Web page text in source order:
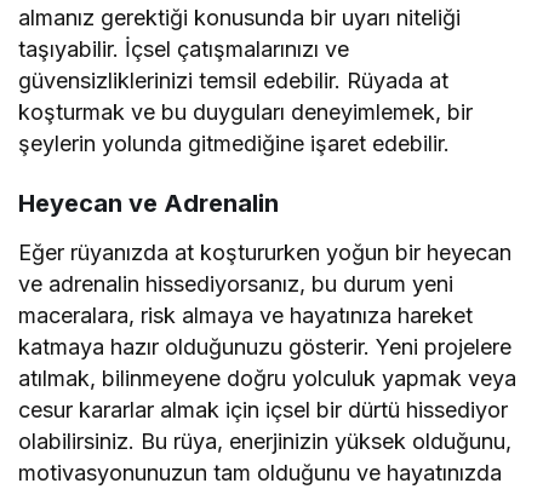
almanız gerektiği konusunda bir uyarı niteliği
taşıyabilir. İçsel çatışmalarınızı ve
güvensizliklerinizi temsil edebilir. Rüyada at
koşturmak ve bu duyguları deneyimlemek, bir
şeylerin yolunda gitmediğine işaret edebilir.
Heyecan ve Adrenalin
Eğer rüyanızda at koştururken yoğun bir heyecan
ve adrenalin hissediyorsanız, bu durum yeni
maceralara, risk almaya ve hayatınıza hareket
katmaya hazır olduğunuzu gösterir. Yeni projelere
atılmak, bilinmeyene doğru yolculuk yapmak veya
cesur kararlar almak için içsel bir dürtü hissediyor
olabilirsiniz. Bu rüya, enerjinizin yüksek olduğunu,
motivasyonunuzun tam olduğunu ve hayatınızda